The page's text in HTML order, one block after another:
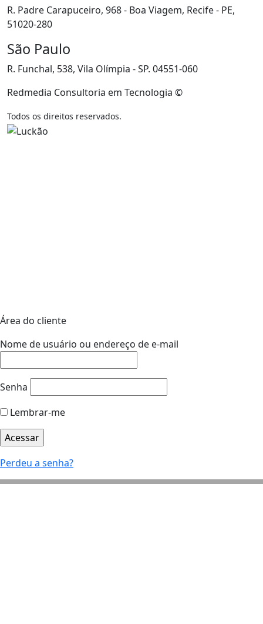
R. Padre Carapuceiro, 968 - Boa Viagem, Recife - PE,
51020-280
São Paulo
R. Funchal, 538, Vila Olímpia - SP. 04551-060
Redmedia Consultoria em Tecnologia ©
Todos os direitos reservados.
Área do cliente
Nome de usuário ou endereço de e-mail
Senha
Lembrar-me
Perdeu a senha?